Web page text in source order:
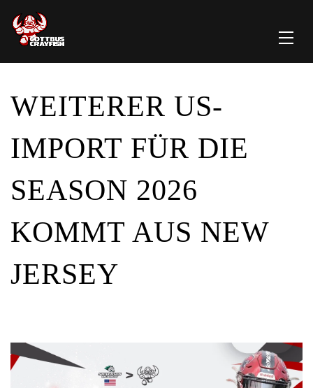
WEITERER US-
IMPORT FÜR DIE
SEASON 2026
KOMMT AUS NEW
JERSEY